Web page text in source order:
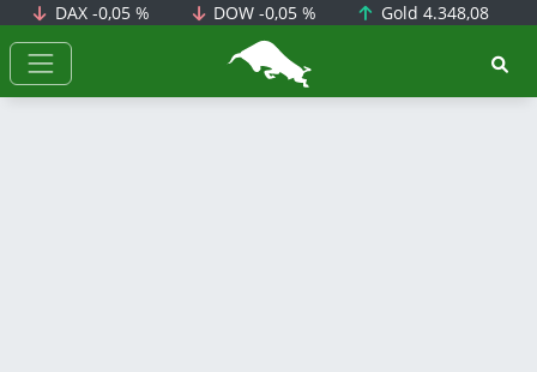
DAX -0,05 % DOW-0,05 % Gold 4.348,08
BörsenNEWS.de